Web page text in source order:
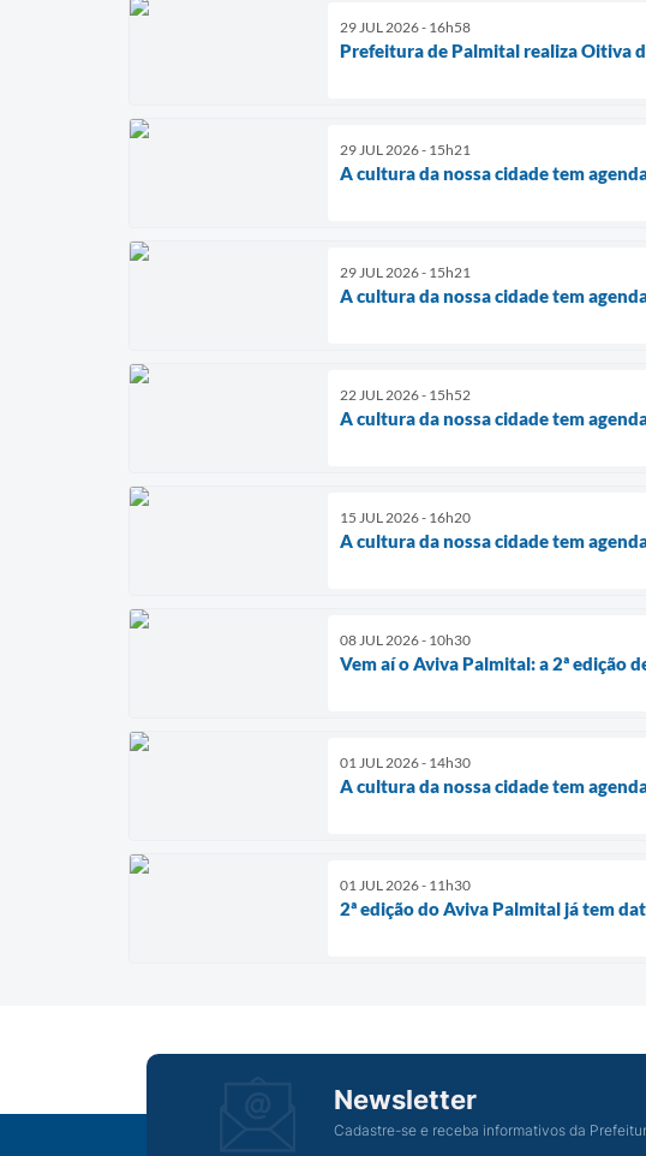
29 JUL 2026 - 16h58
Prefeitura de Palmital realiza Oitiva
29 JUL 2026 - 15h21
A cultura da nossa cidade tem
29 JUL 2026 - 15h21
A cultura da nossa cidade tem
22 JUL 2026 - 15h52
A cultura da nossa cidade tem
15 JUL 2026 - 16h20
A cultura da nossa cidade tem
08 JUL 2026 - 10h30
Vem aí o Aviva Palmital: a 2ª edição
01 JUL 2026 - 14h30
A cultura da nossa cidade tem
01 JUL 2026 - 11h30
2ª edição do Aviva Palmital já tem
Newsletter
Cadastre-se e receba informativos da